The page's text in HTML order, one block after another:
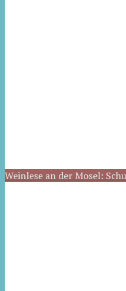
Weinlese an der Mosel: